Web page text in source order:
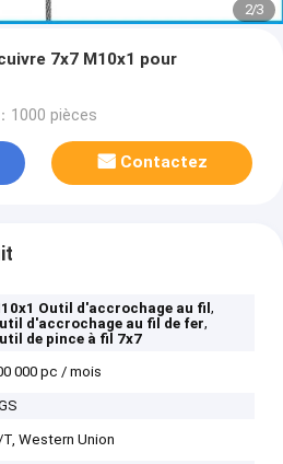
2/3
7x7 M10x1 pour
1000 pièces
Contactez
Outil d'accrochage au fil,
d'accrochage au fil de fer,
de pince à fil 7x7
000 pc / mois
Western Union